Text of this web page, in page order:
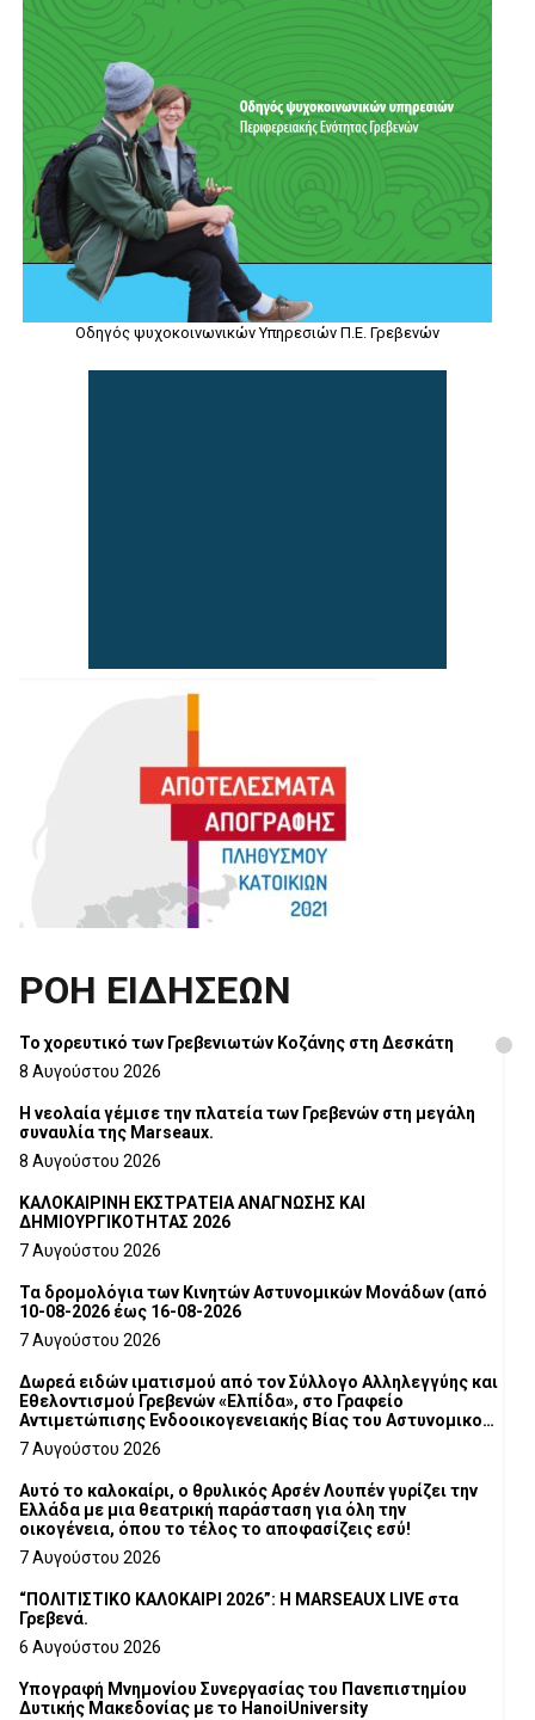
Οδηγός ψυχοκοινωνικών Υπηρεσιών Π.Ε. Γρεβενών
ΡΟΗ ΕΙΔΗΣΕΩΝ
Το χορευτικό των Γρεβενιωτών Κοζάνης στη Δεσκάτη
8 Αυγούστου 2026
Η νεολαία γέμισε την πλατεία των Γρεβενών στη μεγάλη
συναυλία της Marseaux.
8 Αυγούστου 2026
ΚΑΛΟΚΑΙΡΙΝΗ ΕΚΣΤΡΑΤΕΙΑ ΑΝΑΓΝΩΣΗΣ ΚΑΙ
ΔΗΜΙΟΥΡΓΙΚΟΤΗΤΑΣ 2026
7 Αυγούστου 2026
Τα δρομολόγια των Κινητών Αστυνομικών Μονάδων (από
10-08-2026 έως 16-08-2026
7 Αυγούστου 2026
Δωρεά ειδών ιματισμού από τον Σύλλογο Αλληλεγγύης και
Εθελοντισμού Γρεβενών «Ελπίδα», στο Γραφείο
Αντιμετώπισης Ενδοοικογενειακής Βίας του Αστυνομικού
Τμήματος Γρεβενών
7 Αυγούστου 2026
Αυτό το καλοκαίρι, ο θρυλικός Αρσέν Λουπέν γυρίζει την
Ελλάδα με μια θεατρική παράσταση για όλη την
οικογένεια, όπου το τέλος το αποφασίζεις εσύ!
7 Αυγούστου 2026
“ΠΟΛΙΤΙΣΤΙΚΟ ΚΑΛΟΚΑΙΡΙ 2026”: Η MARSEAUX LIVE στα
Γρεβενά.
6 Αυγούστου 2026
Υπογραφή Μνημονίου Συνεργασίας του Πανεπιστημίου
Δυτικής Μακεδονίας με το HanoiUniversity